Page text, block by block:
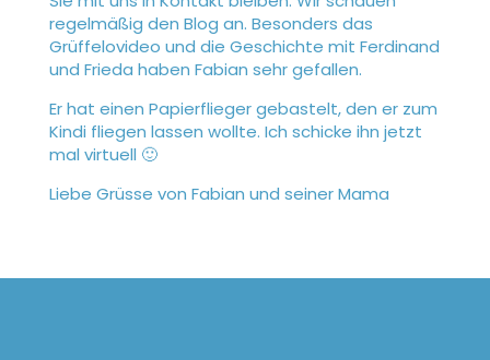
regelmäßig den Blog an. Besonders das
Grüffelovideo und die Geschichte mit Ferdinand
und Frieda haben Fabian sehr gefallen.
Er hat einen Papierflieger gebastelt, den er zum
Kindi fliegen lassen wollte. Ich schicke ihn jetzt
mal virtuell 🙂
Liebe Grüsse von Fabian und seiner Mama